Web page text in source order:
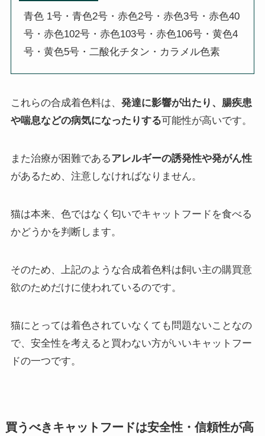
青色 1号・青色2号・赤色2号・赤色3号・赤色40
号・赤色102号・赤色103号・赤色106号・黄色4
号・黄色5号・二酸化チタン・カラメル色素
これらの合成着色料は、 発達に影響が出たり、腸疾患
や喘息などの病気になったりする可能性が高いです。
また治療が困難であるアレルギーの誘発性や発がん性
があるため、注意しなければなりません。
猫は本来、色ではなく匂いでキャットフードを食べる
かどうかを判断します。
そのため、上記のような合成着色料は飼い主の購買意
欲のためだけに使われているのです。
猫にとっては着色されていなくても問題ないことなの
で、安全性を考えると買わない方がいいキャットフー
ドの一つです。
買うべきキャットフードは安全性・信頼性が高